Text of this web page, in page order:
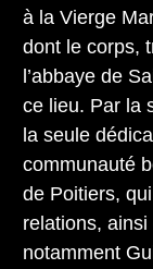
à la Vierge
dont le corps,
l’abbaye de
ce lieu. Par la
la seule
communauté
de Poitiers,
relations, ainsi
notamment